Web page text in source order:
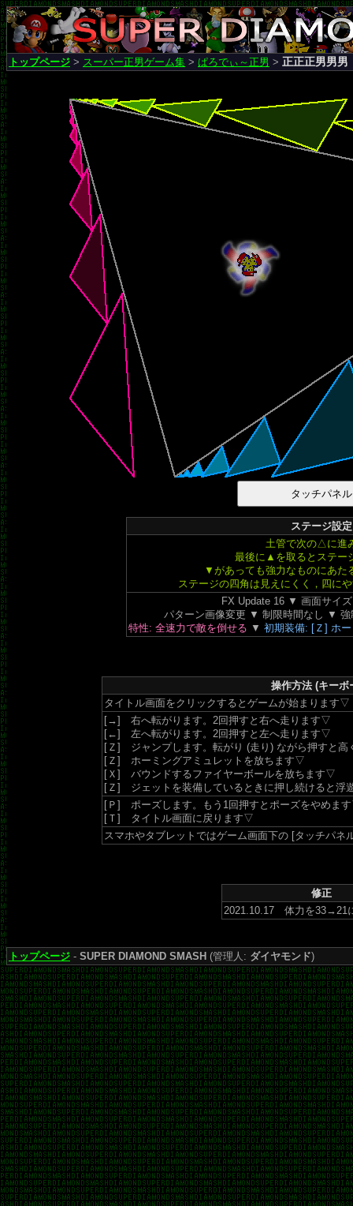
トップページ > スーパー正男ゲーム集 > ぱろでぃ～正男 > 正正正男男男
ステージ設定
土管で次の△に進
最後に▲を取るとステー
▼があっても強力なものにあた
ステージの四角は見えにくく，四に
FX Update 16 ▼ 画面サイ
パターン画像変更 ▼ 制限時間なし ▼
特性: 全速力で敵を倒せる ▼ 初期装備: [Ｚ] ホ
操作方法 (キーボ
タイトル画面をクリックするとゲームが始まります
[→] 右へ転がります。2回押すと右へ走ります▽
[←] 左へ転がります。2回押すと左へ走ります▽
[Ｚ] ジャンプします。転がり (走り) ながら押すと
[Ｚ] ホーミングアミュレットを放ちます▽
[Ｘ] バウンドするファイヤーボールを放ちます▽
[Ｚ] ジェットを装備しているときに押し続けると浮
[Ｐ] ポーズします。もう1回押すとポーズをやめま
[Ｔ] タイトル画面に戻ります▽
スマホやタブレットではゲーム画面下の [タッチパ
修正
2021.10.17 体力を33→21
トップページ - SUPER DIAMOND SMASH (管理人: ダイヤモンド)